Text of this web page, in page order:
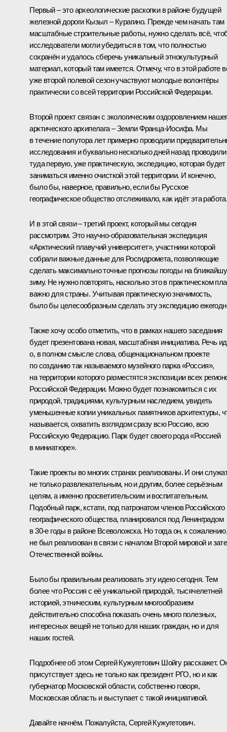
Первый – это археологические раскопки в районе будущей
железной дороги Кызыл – Курагино. Прежде чем начать там
масштабные строительные работы, нужно сделать всё,
исследователи могли убедиться в том, что полностью
сохранён и удалось сберечь уникальный этнокультурный
материал, который там имеется. Отмечу, что в этой работе
уже второй полевой сезон участвуют молодые волонтёры
практически со всей территории Российской Федерации.
Второй проект связан с экологическим оздоровлением
арктического архипелага – Земли Франца-Иосифа. Мы
в течение полутора лет примерно проводили
исследования и буквально несколько дней назад проводили
туда первую, уже практическую, экспедицию, которая будет
заниматься именно очисткой этой территории. И конечно,
было бы, наверное, правильно, если бы Русское
географическое общество отслеживало, как идёт эта
И в этой связи – третий проект, который мы сегодня
рассмотрим. Это научно-образовательная экспедиция
«Арктический плавучий университет», участники которой
собрали важные данные для Росгидромета, позволяющие
сделать максимально точные прогнозы погоды на
зиму. Не нужно повторять, насколько это в практическом
важно для страны. Учитывая практическую значимость,
было бы целесообразным сделать эту экспедицию
Также хочу особо отметить, что в рамках нашего заседания
будет презентована новая, масштабная инициатива. Речь
о, в полном смысле слова, общенациональном проекте
по созданию так называемого музейного парка «Россия»,
на территории которого разместятся экспозиции всех
Российской Федерации. Можно будет познакомиться с их
природой, традициями, культурным наследием, увидеть
уменьшенные копии уникальных памятников архитектуры,
называется, охватить взглядом сразу всю Россию, всю
Российскую Федерацию. Парк будет своего рода «Россией
в миниатюре».
Такие проекты во многих странах реализованы. И они
не только развлекательным, но и другим, более серьёзным
целям, а именно просветительским и воспитательным.
Подобный парк, кстати, под патронатом членов Российского
географического общества, планировался под Ленинградом
в 30-е годы в районе Всеволожска. Но тогда он, к сожалению,
не был реализован в связи с началом Второй мировой и
Отечественной войны.
Было бы правильным реализовать эту идею сегодня. Тем
более что Россия с её уникальной природой, тысячелетней
историей, этническим, культурным многообразием
действительно способна показать очень много полезных,
интересных вещей не только для наших граждан, но и для
наших гостей.
Подробнее об этомСергей Кужугетович Шойгурасскажет.
присутствует здесь не только как президент РГО, но и как
губернатор Московской области, собственно говоря,
Московская область и выступает с такой инициативой.
Давайте начнём. Пожалуйста, Сергей Кужугетович.